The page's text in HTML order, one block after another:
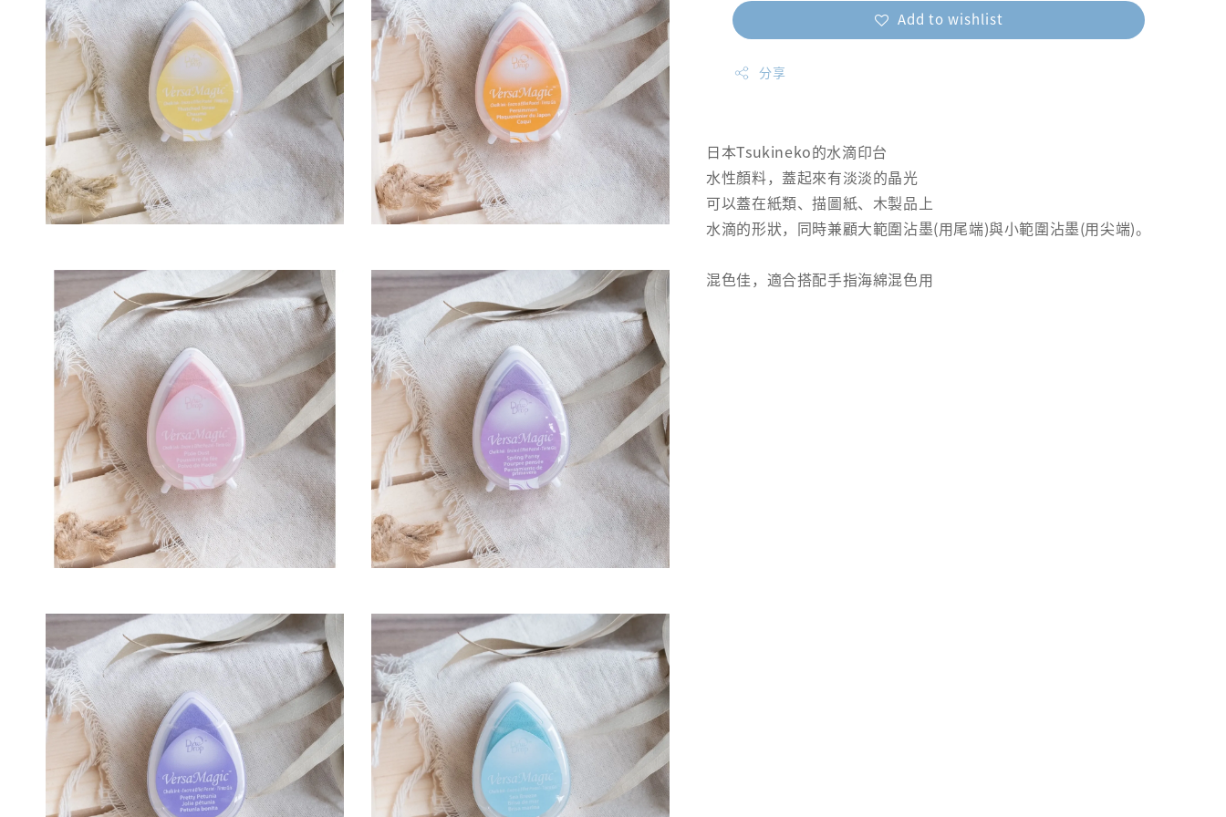
Add to wishlist
分享
日本Tsukineko的水滴印台
水性顏料，蓋起來有淡淡的晶光
可以蓋在紙類、描圖紙、木製品上
水滴的形狀，同時兼顧大範圍沾墨(用尾端)與小範圍沾墨(用尖端)。
混色佳，適合搭配手指海綿混色用